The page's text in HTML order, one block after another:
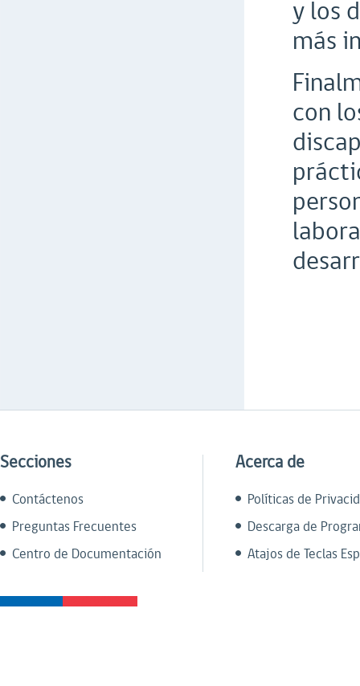
y los
más
con
Secciones
Contáctenos
Preguntas Frecuentes
Centro de Documentación
Acerca de
Políticas de
Descarga de
Atajos de Teclas